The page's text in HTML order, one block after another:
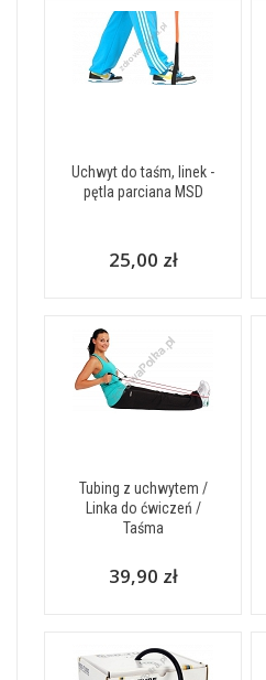
Uchwyt do taśm, linek -
pętla parciana MSD
25,00 zł
Tubing z uchwytem /
Linka do ćwiczeń /
Taśma
39,90 zł